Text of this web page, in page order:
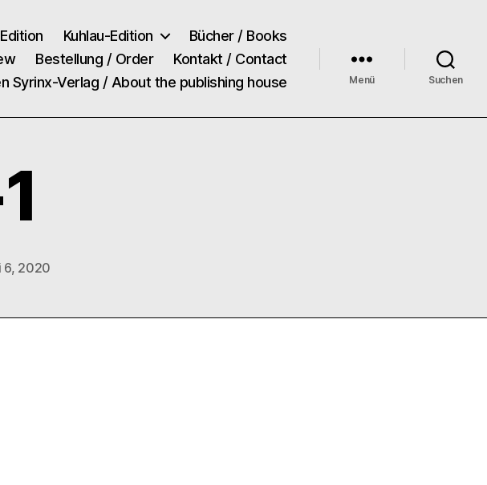
Kuhlau-Edition
Bücher / Books
Bestellung / Order
Kontakt / Contact
Syrinx-Verlag / About the publishing house
Menü Suchen
6, 2020